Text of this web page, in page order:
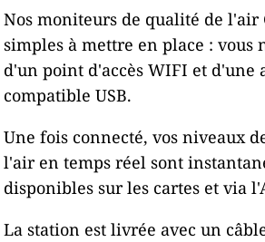
Nos moniteurs de qualité de l'air
simples à mettre en place : vous
d'un point d'accès WIFI et d'une
compatible USB.
Une fois connecté, vos niveaux
l'air en temps réel sont
disponibles sur les cartes et via
La station est livrée avec un